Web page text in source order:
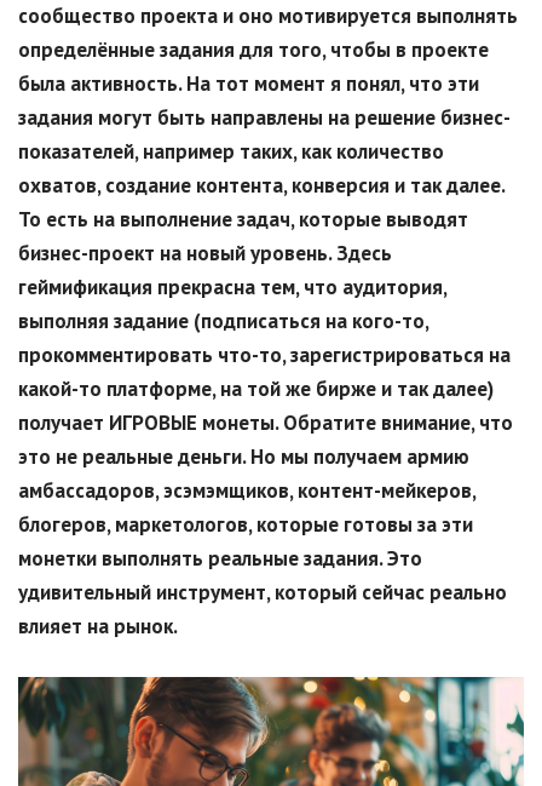
сообщество проекта и оно мотивируется выполнять
определённые задания для того, чтобы в проекте
была активность. На тот момент я понял, что эти
задания могут быть направлены на решение бизнес-
показателей, например таких, как количество
охватов, создание контента, конверсия и так далее.
То есть на выполнение задач, которые выводят
бизнес-проект на новый уровень. Здесь
геймификация прекрасна тем, что аудитория,
выполняя задание (подписаться на кого-то,
прокомментировать что-то, зарегистрироваться на
какой-то платформе, на той же бирже и так далее)
получает ИГРОВЫЕ монеты. Обратите внимание, что
это не реальные деньги. Но мы получаем армию
амбассадоров, эсэмэмщиков, контент-мейкеров,
блогеров, маркетологов, которые готовы за эти
монетки выполнять реальные задания. Это
удивительный инструмент, который сейчас реально
влияет на рынок.